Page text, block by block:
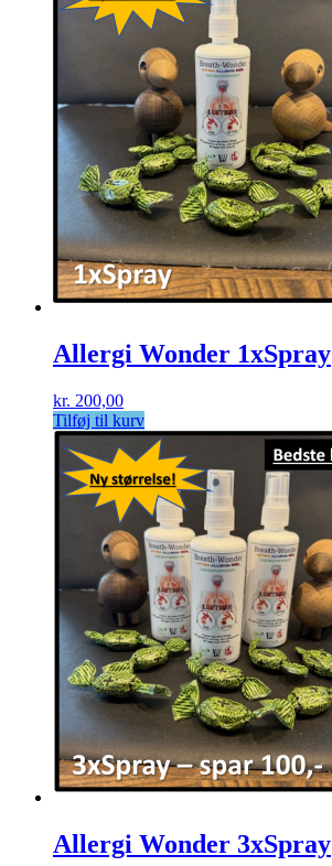
Allergi Wonder 1xSpray
kr. 200,00
Tilføj til kurv
Allergi Wonder 3xSpray